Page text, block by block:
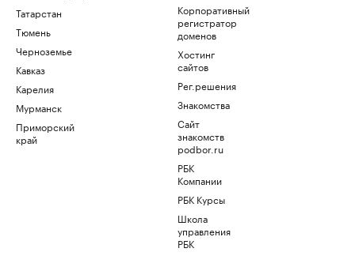
Татарстан
Тюмень
Черноземье
Кавказ
Карелия
Мурманск
Приморский
край
Корпоративный
регистратор
доменов
Хостинг
сайтов
Рег.решения
Знакомства
Сайт
знакомств
podbor.ru
РБК
Компании
РБК Курсы
Школа
управления
РБК